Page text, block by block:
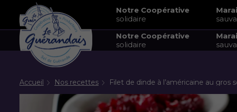
Notre Coopérative
solidaire
Notre Coopérative
solidaire
Accueil Nos recettes Filet de dinde à l’américaine au gros